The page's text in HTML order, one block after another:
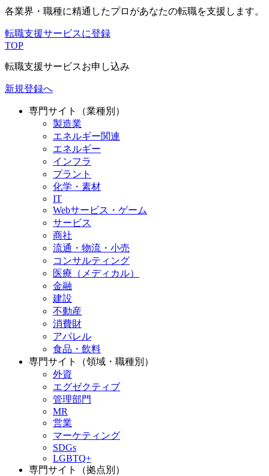
各業界・職種に精通したプロがあなたの転職を支援します。
転職支援サービスに登録
TOP
転職支援サービスお申し込み
新規登録へ
専門サイト（業種別）
製造業
エネルギー関連
エネルギー
インフラ
プラント
化学・素材
IT
Webサービス・ゲーム
サービス
商社
流通・物流・小売
コンサルティング
医療（メディカル）
金融
建設
不動産
消費財
アパレル
食品・飲料
専門サイト（領域・職種別）
外資
エグゼクティブ
管理部門
MR
営業
マーケティング
SDGs
LGBTQ+
専門サイト（拠点別）